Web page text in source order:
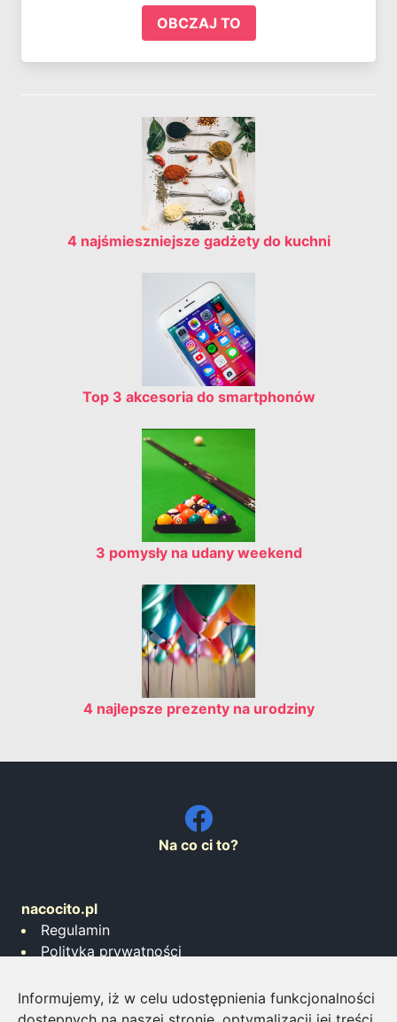
OBCZAJ TO
4 najśmieszniejsze gadżety do kuchni
Top 3 akcesoria do smartphonów
3 pomysły na udany weekend
4 najlepsze prezenty na urodziny
Informujemy, iż w celu udostępnienia funkcjonalności
Na co ci to?
nacocito.pl
Regulamin
Polityka prywatności
Współpraca
Napisz do nas